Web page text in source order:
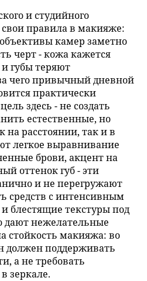
и студийного
правила в макияже:
камер заметно
черт - кожа кажется
и губы теряют
чего привычный дневной
практически
здесь - не создать
естественные, но
на расстоянии, так и в
легкое выравнивание
брови, акцент на
оттенок губ - эти
и не перегружают
средств с интенсивным
блестящие текстуры под
дают нежелательные
стойкость макияжа: во
должен поддерживать
а не требовать
зеркале.